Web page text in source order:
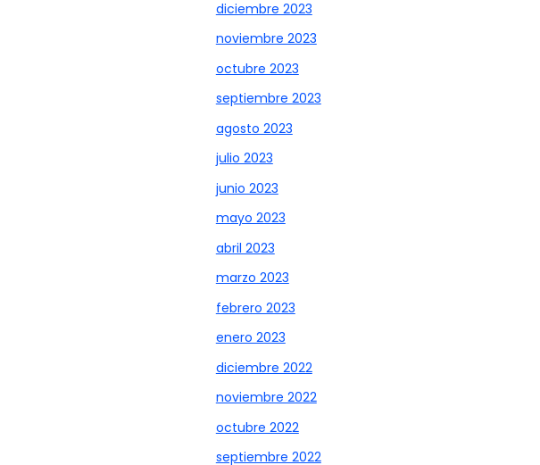
diciembre 2023
noviembre 2023
octubre 2023
septiembre 2023
agosto 2023
julio 2023
junio 2023
mayo 2023
abril 2023
marzo 2023
febrero 2023
enero 2023
diciembre 2022
noviembre 2022
octubre 2022
septiembre 2022